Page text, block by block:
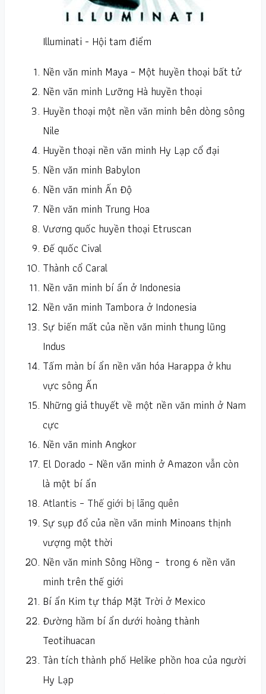
Illuminati - Hội tam điểm
Nền văn minh Maya – Một huyền thoại bất tử
Nền văn minh Lưỡng Hà huyền thoại
Huyền thoại một nền văn minh bên dòng sông
Nile
Huyền thoại nền văn minh Hy Lạp cổ đại
Nền văn minh Babylon
Nền văn minh Ấn Độ
Nền văn minh Trung Hoa
Vương quốc huyền thoại Etruscan
Đế quốc Cival
Thành cổ Caral
Nền văn minh bí ẩn ở Indonesia
Nền văn minh Tambora ở Indonesia
Sự biến mất của nền văn minh thung lũng
Indus
Tấm màn bí ẩn nền văn hóa Harappa ở khu
vực sông Ấn
Những giả thuyết về một nền văn minh ở Nam
cực
Nền văn minh Angkor
El Dorado – Nền văn minh ở Amazon vẫn còn
là một bí ẩn
Atlantis – Thế giới bị lãng quên
Sự sụp đổ của nền văn minh Minoans thịnh
vượng một thời
Nền văn minh Sông Hồng – trong 6 nền văn
minh trên thế giới
Bí ẩn Kim tự tháp Mặt Trời ở Mexico
Đường hầm bí ẩn dưới hoàng thành
Teotihuacan
Tàn tích thành phố Helike phồn hoa của người
Hy Lạp